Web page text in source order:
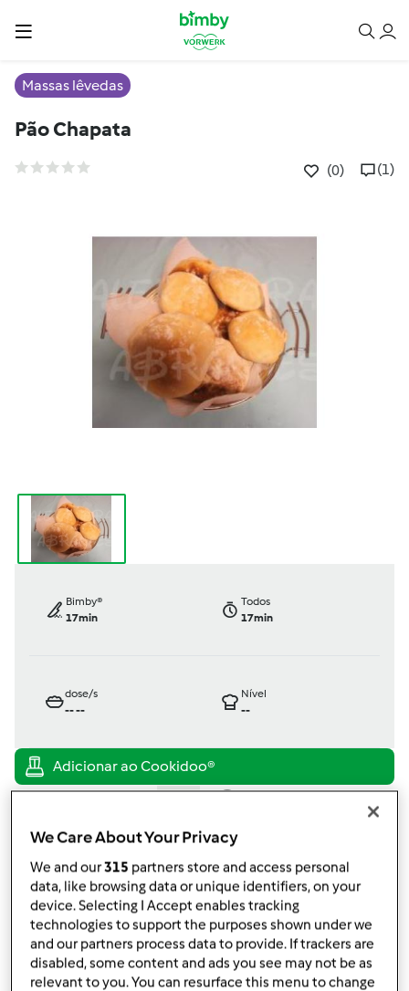
Massas lêvedas
Pão Chapata
(0) (1)
Bimby®
17min
Todos
17min
dose/s
----
Nível
--
published: 29.12.2012
Adicionar às minhas coleções
Partilhar receita
Criar uma variante
We Care About Your Privacy
We and our315 partners store and access personal
data, like browsing data or unique identifiers, on your
device. Selecting I Accept enables tracking
technologies to support the purposes shown under we
and our partners process data to provide. If trackers are
disabled, some content and ads you see may not be as
relevant to you. You can resurface this menu to change